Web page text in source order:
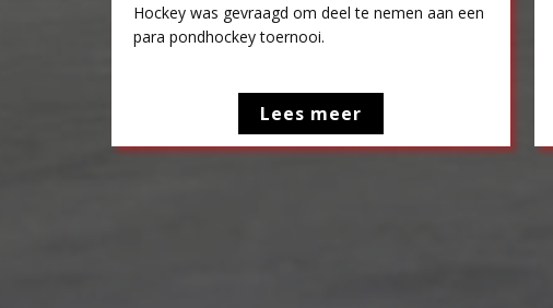
Hockey was gevraagd om deel te nemen aan een
para pondhockey toernooi.
Lees meer